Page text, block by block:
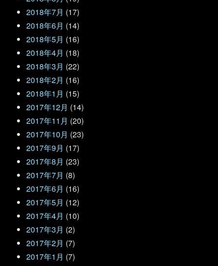
2018年7月 (17)
2018年6月 (14)
2018年5月 (16)
2018年4月 (18)
2018年3月 (22)
2018年2月 (16)
2018年1月 (15)
2017年12月 (14)
2017年11月 (20)
2017年10月 (23)
2017年9月 (17)
2017年8月 (23)
2017年7月 (8)
2017年6月 (16)
2017年5月 (12)
2017年4月 (10)
2017年3月 (2)
2017年2月 (7)
2017年1月 (7)